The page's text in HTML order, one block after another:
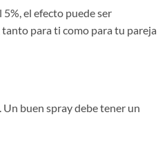
el efecto puede ser
para ti como para tu pareja
buen spray debe tener un